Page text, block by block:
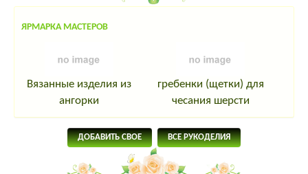
ЯРМАРКА МАСТЕРОВ
Вязанные изделия из
ангорки
гребенки (щетки) для
чесания шерсти
ДОБАВИТЬ СВОЕ ВСЕ РУКОДЕЛИЯ